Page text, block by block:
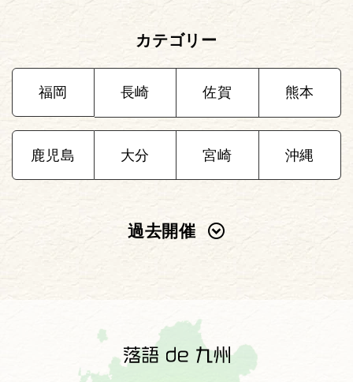
カテゴリー
福岡 長崎 佐賀 熊本
鹿児島 大分 宮崎 沖縄
過去開催
2022年